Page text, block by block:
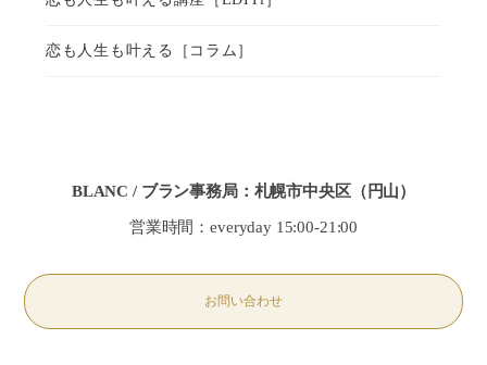
BLANC / ブラン事務局：札幌市中央区（円山）
営業時間：everyday 15:00-21:00
お問い合わせ